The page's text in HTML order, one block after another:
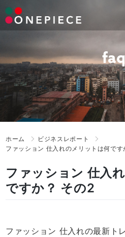
Skip
to
ホーム
ビジネスレポート
ファッション 仕入れのメリットは何で
ファッション 仕入
ですか？ その2
ファッション 仕入れの最新ト